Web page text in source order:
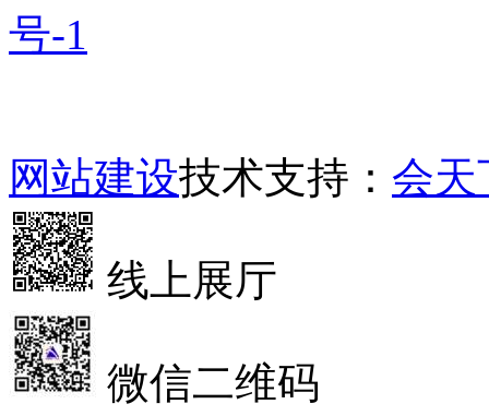
号-1
网站建设技术支持： 会天
线上展厅
微信二维码